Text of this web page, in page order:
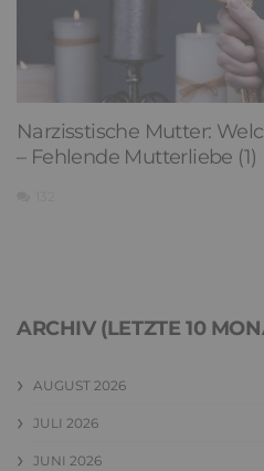
Narzisstische Mutter:
– Fehlende Mutterliebe (1)
ARCHIV (LETZTE 10
AUGUST 2026
JULI 2026
JUNI 2026